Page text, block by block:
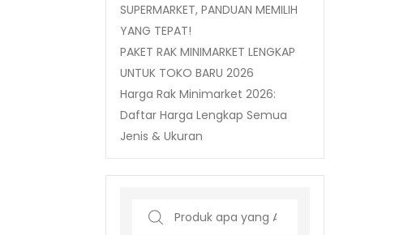
SUPERMARKET, PANDUAN MEMILIH
YANG TEPAT!
PAKET RAK MINIMARKET LENGKAP
UNTUK TOKO BARU 2026
Harga Rak Minimarket 2026:
Daftar Harga Lengkap Semua
Jenis & Ukuran
Search